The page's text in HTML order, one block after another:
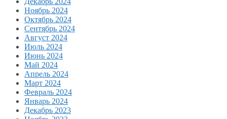
Ноябрь 2024
Октябрь 2024
Сентябрь 2024
Август 2024
Июль 2024
Июнь 2024
Май 2024
Апрель 2024
Март 2024
Февраль 2024
Январь 2024
Декабрь 2023